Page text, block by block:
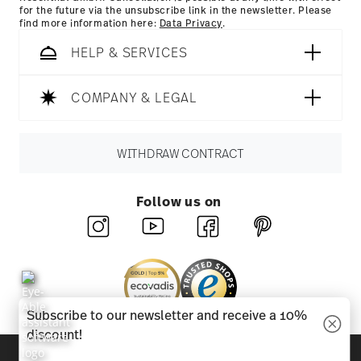
for the future via the unsubscribe link in the newsletter. Please
find more information here: Data Privacy.
HELP & SERVICES
COMPANY & LEGAL
WITHDRAW CONTRACT
Follow us on
Subscribe to our newsletter and receive a 10%
discount!